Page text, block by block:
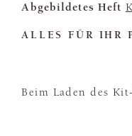
Abgebildetes Heft
ALLES FÜR IHR
Beim Laden des